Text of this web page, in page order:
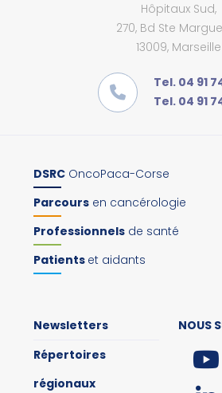
Hôpitaux Sud,
270, Bd Ste
13009, Marseille
Tel. 04 91
Tel. 04 91
DSRC OncoPaca-Corse
Parcours en cancérologie
Professionnels de santé
Patients et aidants
Newsletters
Répertoires
régionaux
NOUS